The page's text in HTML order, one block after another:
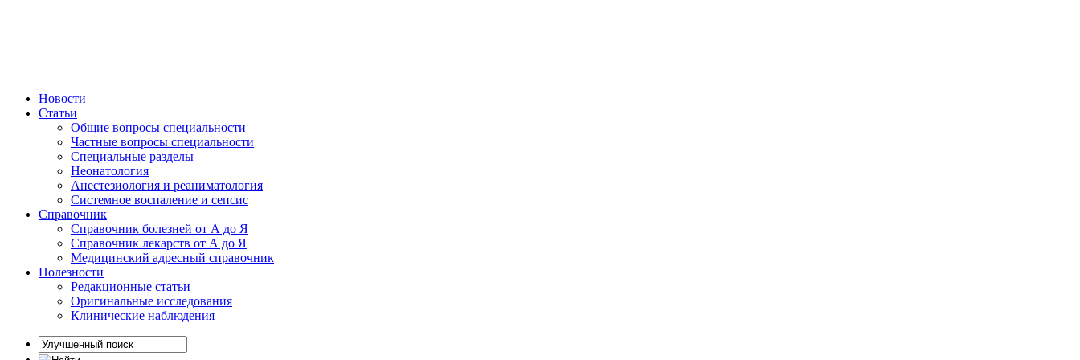
Новости
Статьи
Общие вопросы специальности
Частные вопросы специальности
Специальные разделы
Неонатология
Анестезиология и реаниматология
Системное воспаление и сепсис
Справочник
Справочник болезней от А до Я
Справочник лекарств от А до Я
Медицинский адресный справочник
Полезности
Редакционные статьи
Оригинальные исследования
Клинические наблюдения